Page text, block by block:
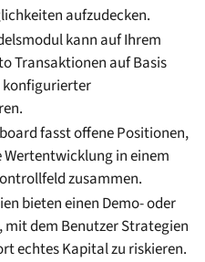
aufzudecken.
kann auf Ihrem
Transaktionen auf Basis
konfigurierter
fasst offene Positionen,
in einem
zusammen.
bieten einen Demo- oder
dem Benutzer Strategien
echtes Kapital zu riskieren.